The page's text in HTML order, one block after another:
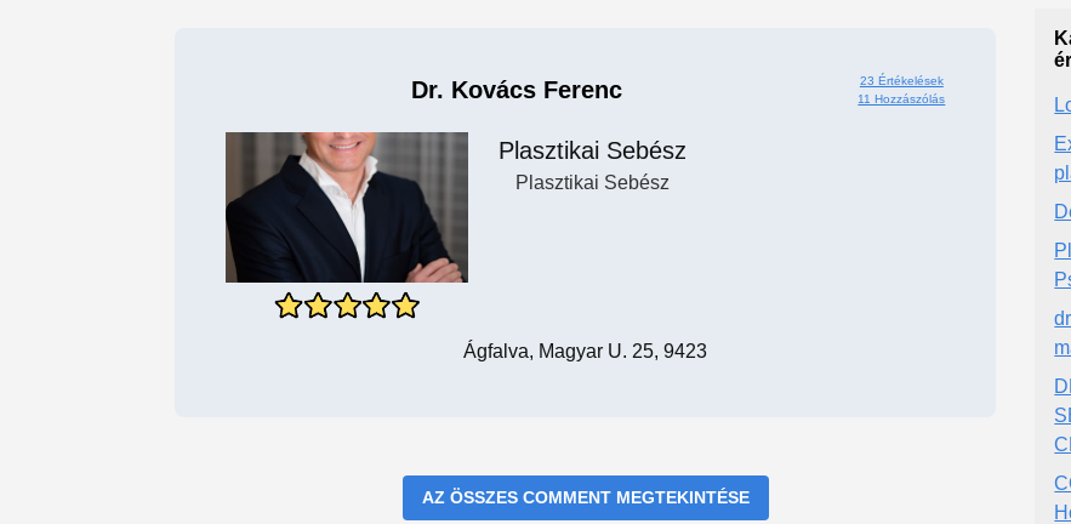
Dr. Kovács Ferenc
23 Értékelések
11 Hozzászólás
Plasztikai Sebész
Plasztikai Sebész
Ágfalva, Magyar U. 25, 9423
AZ ÖSSZES COMMENT MEGTEKINTÉSE